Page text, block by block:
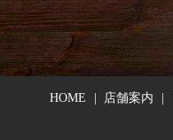
HOME 店舗案内